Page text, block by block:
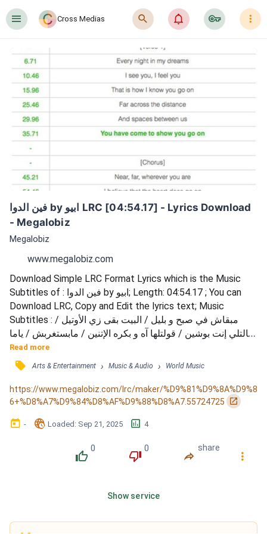
󰍜 Cross Medias 󰍉 󰂜 󰷖 󰇙
فين الدوا by ابيو LRC [04:54.17] - Lyrics Download
- Megalobiz
Megalobiz
www.megalobiz.com
Download Simple LRC Format Lyrics which is the Music
Subtitles of : فين الدوا by ابيو; Length: 04:54.17 ; You can
Download LRC, Copy and Edit the lyrics text; Music
Subtitles : مبقاش في صبح و بليل / البيت بقى زي الأوتيل /
قالتلي إنت بوشين / قولتلها آه و بكره الإتنين / مابستغربش / ياما
الموج غير الشط / برا الدايرة و راسم خط / نقطة ومن اول
السطر / بلاغي نفسي البرشام غير متاح بقابل في المنام أشباح /
لإكتئاب ده كفاح ماظنش بالكلام برتاح غرقان بوجه عام سباح / انا
متناقض فاقد جزء من الذاكرة في المواقف...
Read more
󰓹 Arts & Entertainment › Music & Audio › World Music
https://www.megalobiz.com/lrc/maker/%D9%81%D9%8A%D9%8
6+%D8%A7%D9%84%D8%AF%D9%88%D8%A7.55724725
󰏌
󰃶 - 󱉊 Loaded: Sep 21, 2025 󱕎 4
󰔔
0
󰔒
0
󰤲
share
󰇙
Show service